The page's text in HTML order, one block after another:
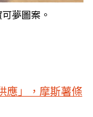
夢圖案。
應」，摩斯薯條